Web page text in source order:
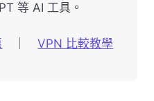
等 AI 工具。
｜VPN 比較教學